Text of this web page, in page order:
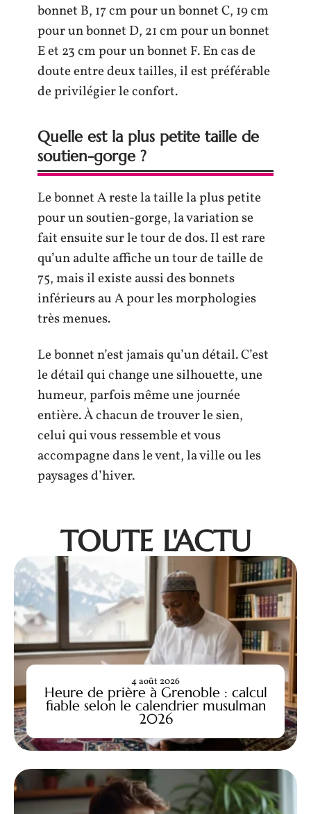
bonnet B, 17 cm pour un bonnet C, 19 cm
pour un bonnet D, 21 cm pour un bonnet
E et 23 cm pour un bonnet F. En cas de
doute entre deux tailles, il est préférable
de privilégier le confort.
Quelle est la plus petite taille de
soutien-gorge ?
Le bonnet A reste la taille la plus petite
pour un soutien-gorge, la variation se
fait ensuite sur le tour de dos. Il est rare
qu’un adulte affiche un tour de taille de
75, mais il existe aussi des bonnets
inférieurs au A pour les morphologies
très menues.
Le bonnet n’est jamais qu’un détail. C’est
le détail qui change une silhouette, une
humeur, parfois même une journée
entière. À chacun de trouver le sien,
celui qui vous ressemble et vous
accompagne dans le vent, la ville ou les
paysages d’hiver.
TOUTE L'ACTU
Heure de prière à Grenoble : calcul
fiable selon le calendrier musulman
2026
4 août 2026